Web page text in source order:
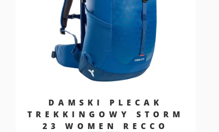
DAMSKI PLECAK
TREKKINGOWY STORM
23 WOMEN RECCO